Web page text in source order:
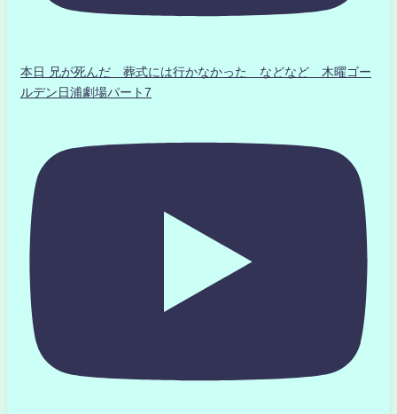
本日 兄が死んだ 葬式には行かなかった などなど 木曜ゴー
ルデン日浦劇場パート7